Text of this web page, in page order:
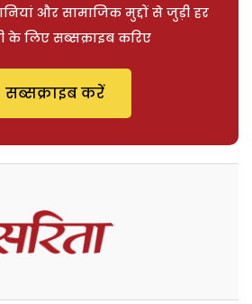
और सामाजिक मुद्दों से जुड़ी हर
के लिए सब्सक्राइब करिए
सब्सक्राइब करें